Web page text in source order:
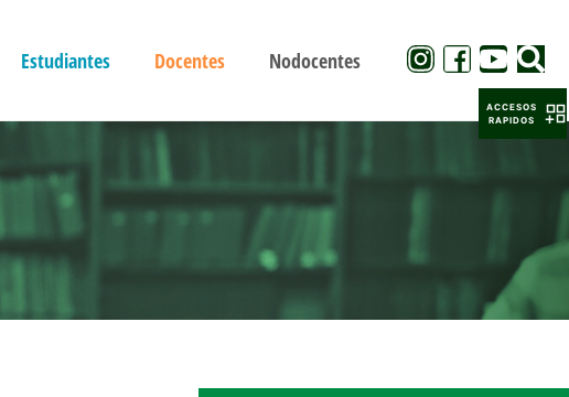
Estudiantes Docentes Nodocentes
ACCESOS
RAPIDOS